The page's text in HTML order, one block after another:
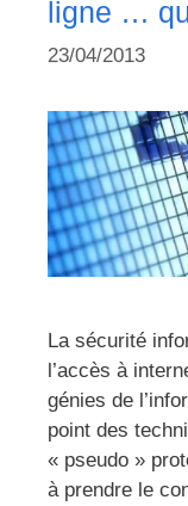
ligne …
23/04/2013
La sécurité
l’accès à
génies de
point des
« pseudo »
à prendre le